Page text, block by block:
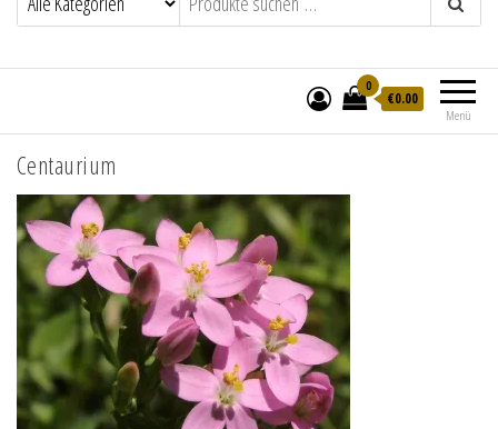
Menü
0
€0.00
Centaurium